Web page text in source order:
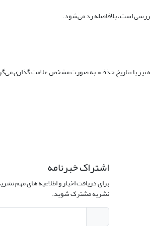
اشتراک خبرنامه
برای دریافت اخبار و اطلاعیه های مهم
نشریه مشترک شوید.